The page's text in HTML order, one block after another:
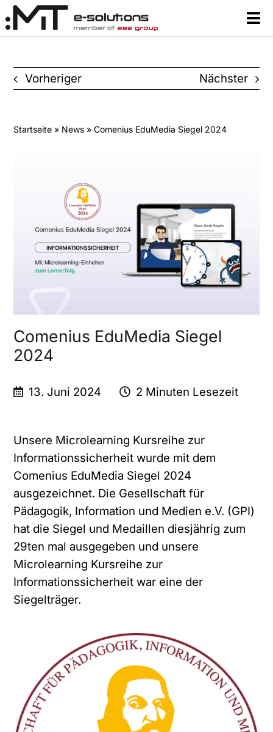
Zum
Inhalt
Lernsysteme & Tools
nach:
Vorheriger Nächster
Startseite » News » Comenius EduMedia Siegel 2024
Comenius EduMedia Siegel
2024
13. Juni 2024 2 Minuten Lesezeit
Unsere Microlearning Kursreihe zur
Informationssicherheit wurde mit dem
Comenius EduMedia Siegel 2024
ausgezeichnet. Die Gesellschaft für
Pädagogik, Information und Medien e.V. (GPI)
hat die Siegel und Medaillen diesjährig zum
29ten mal ausgegeben und unsere
Microlearning Kursreihe zur
Informationssicherheit war eine der
Siegelträger.